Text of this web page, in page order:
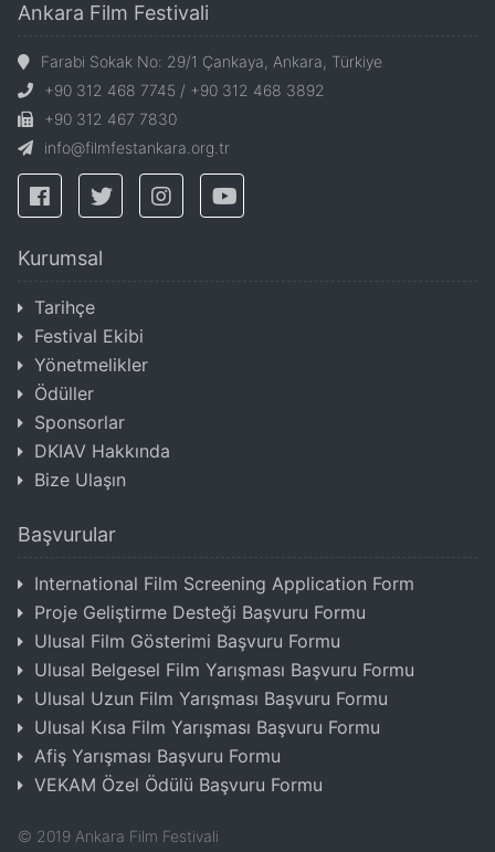
Ankara Film Festivali
Farabi Sokak No: 29/1 Çankaya, Ankara, Türkiye
+90 312 468 7745 / +90 312 468 3892
+90 312 467 7830
info@filmfestankara.org.tr
Kurumsal
Tarihçe
Festival Ekibi
Yönetmelikler
Ödüller
Sponsorlar
DKIAV Hakkında
Bize Ulaşın
Başvurular
International Film Screening Application Form
Proje Geliştirme Desteği Başvuru Formu
Ulusal Film Gösterimi Başvuru Formu
Ulusal Belgesel Film Yarışması Başvuru Formu
Ulusal Uzun Film Yarışması Başvuru Formu
Ulusal Kısa Film Yarışması Başvuru Formu
Afiş Yarışması Başvuru Formu
VEKAM Özel Ödülü Başvuru Formu
© 2019 Ankara Film Festivali